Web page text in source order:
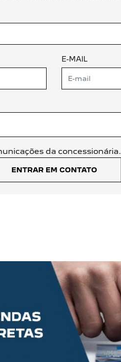
E-MAIL
da concessionária.
ENTRAR EM CONTATO